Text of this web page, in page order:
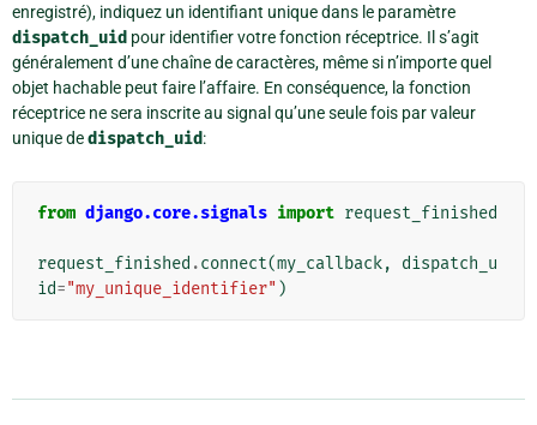
enregistré), indiquez un identifiant unique dans le paramètre
dispatch_uid pour identifier votre fonction réceptrice. Il s’agit
généralement d’une chaîne de caractères, même si n’importe quel
objet hachable peut faire l’affaire. En conséquence, la fonction
réceptrice ne sera inscrite au signal qu’une seule fois par valeur
unique dedispatch_uid:
from django.core.signals import request_finished
request_finished .connect(my_callback,
dispatch_u
id="my_unique_identifier" )